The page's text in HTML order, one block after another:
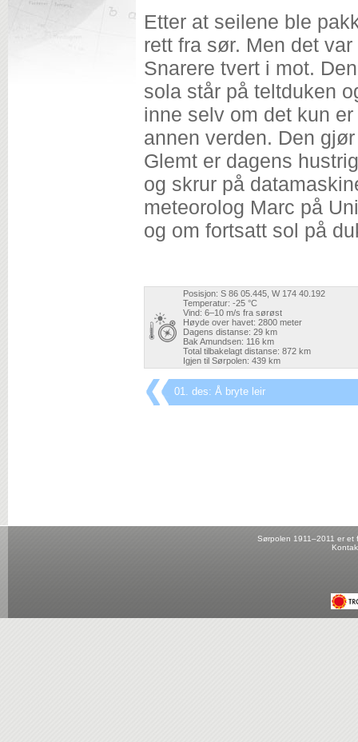
Etter at seilene ble
rett fra sør. Men det
Snarere tvert i mot.
sola står på teltduken
inne selv om det kun
annen verden. Den
Glemt er dagens
og skrur på
meteorolog Marc på
og om fortsatt sol på
Posisjon: S 86 05.445, W 174 40.192
Temperatur: -25 °C
Vind: 6–10 m/s fra sørøst
Høyde over havet: 2800 meter
Dagens distanse: 29 km
Bak Amundsen: 116 km
Total tilbakelagt distanse: 872 km
Igjen til Sørpolen: 439 km
01. des: Å bryte leir
Sørpolen 1911–2011 er et